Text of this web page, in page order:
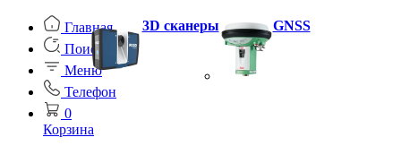
Главная
Поиск
Меню
Телефон
0
Корзина
3D сканеры GNSS